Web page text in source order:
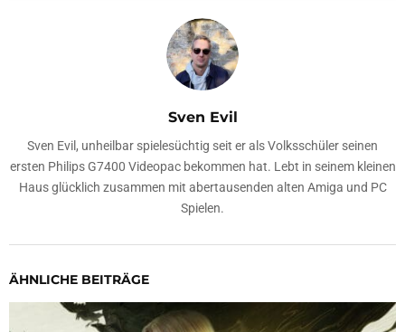
Sven Evil
Sven Evil, unheilbar spielesüchtig seit er als Volksschüler seinen
ersten Philips G7400 Videopac bekommen hat. Lebt in seinem kleinen
Haus glücklich zusammen mit abertausenden alten Amiga und PC
Spielen.
ÄHNLICHE BEITRÄGE